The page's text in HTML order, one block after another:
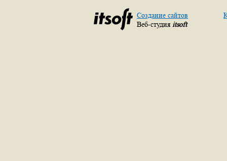
Создание сайтов
Веб-студия itsoft